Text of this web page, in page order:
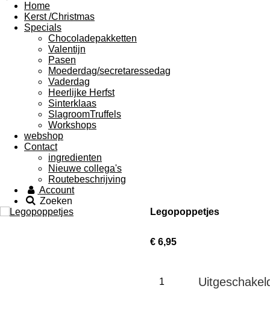
Home
Kerst /Christmas
Specials
Chocoladepakketten
Valentijn
Pasen
Moederdag/secretaressedag
Vaderdag
Heerlijke Herfst
Sinterklaas
SlagroomTruffels
Workshops
webshop
Contact
ingredienten
Nieuwe collega's
Routebeschrijving
Account
Zoeken
Legopoppetjes
€ 6,95